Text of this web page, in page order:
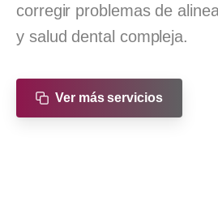
corregir problemas de
y salud dental compleja.
Ver más servicios